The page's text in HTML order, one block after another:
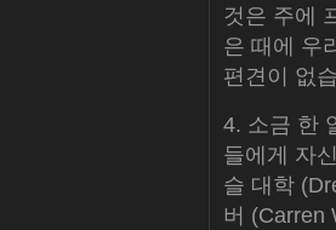
것은 주에
은 때에 우
편견이 없
4. 소금 한
들에게 자
슬 대학
버 (Carren